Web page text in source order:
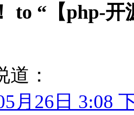
to “【php-
道：
月26日 3:08